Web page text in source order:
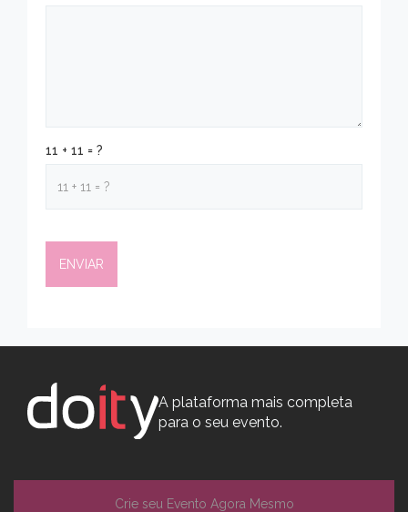
11 + 11 = ?
A plataforma mais completa
para o seu evento.
Crie seu Evento Agora Mesmo